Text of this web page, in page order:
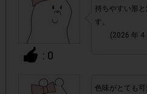
・ECサイトやネットスーパーで
・1つのアンケートにつき、お1
確認された場合。
ービスのモニター回答は、1つの
: 0
持ちやすい形
す。
(2026 年
色味がとても